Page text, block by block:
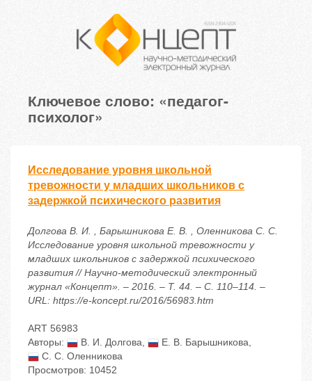
Ключевое слово: «педагог-
психолог»
Исследование уровня школьной
тревожности у младших школьников с
задержкой психического развития
Долгова В. И. , Барышникова Е. В. , Оленникова С. С.
Исследование уровня школьной тревожности у
младших школьников с задержкой психического
развития // Научно-методический электронный
журнал «Концепт». – 2016. – Т. 44. – С. 110–114. –
URL: https://e-koncept.ru/2016/56983.htm
ART 56983
Авторы:
В. И. Долгова, Е. В. Барышникова,
С. С. Оленникова
Просмотров: 10452